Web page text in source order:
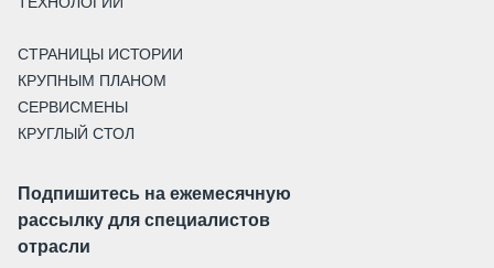
СТРАНИЦЫ ИСТОРИИ
КРУПНЫМ ПЛАНОМ
СЕРВИСМЕНЫ
КРУГЛЫЙ СТОЛ
Подпишитесь на ежемесячную
рассылку для специалистов
отрасли